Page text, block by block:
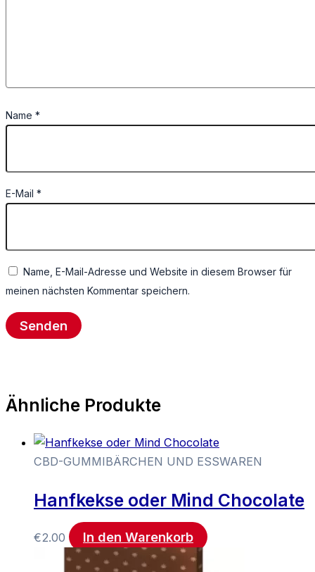
Name *
E-Mail *
Name, E-Mail-Adresse und Website in diesem Browser für
meinen nächsten Kommentar speichern.
Ähnliche Produkte
CBD-GUMMIBÄRCHEN UND ESSWAREN
Hanfkekse oder Mind Chocolate
€2.00 In den Warenkorb